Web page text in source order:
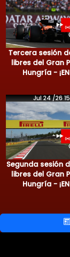
Tercera sesión
libres del Gran
Hungría -
Jul 24 /26
Segunda sesión
libres del Gran
Hungría -